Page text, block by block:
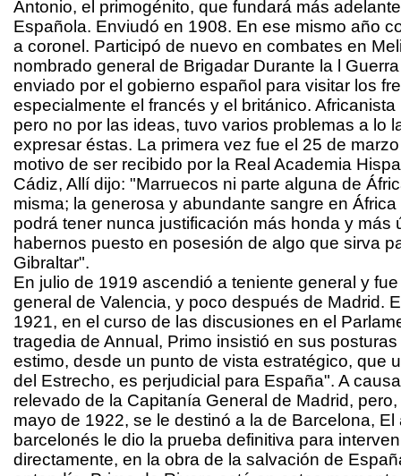
Antonio, el primogénito, que fundará más
Española. Enviudó en 1908. En ese mismo año
a coronel. Participó de nuevo en combates en
nombrado general de Brigadar Durante la l
enviado por el gobierno español para visitar los
especialmente el francés y el británico.
pero no por las ideas, tuvo varios problemas a lo
expresar éstas. La primera vez fue el 25 de
motivo de ser recibido por la Real Academia
Cádiz, Allí dijo: "Marruecos ni parte alguna de
misma; la generosa y abundante sangre en
podrá tener nunca justificación más honda y más
habernos puesto en posesión de algo que sirva
Gibraltar".
En julio de 1919 ascendió a teniente general y
general de Valencia, y poco después de Madrid.
1921, en el curso de las discusiones en el
tragedia de Annual, Primo insistió en sus
estimo, desde un punto de vista estratégico, que
del Estrecho, es perjudicial para España". A
relevado de la Capitanía General de Madrid,
mayo de 1922, se le destinó a la de Barcelona, El
barcelonés le dio la prueba definitiva para
directamente, en la obra de la salvación de